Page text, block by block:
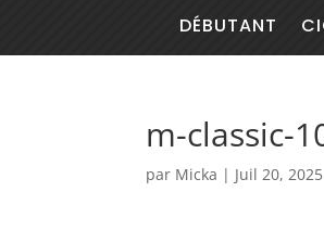
DÉBUTANT
m-classic-
par Micka | Juil 20, 2025